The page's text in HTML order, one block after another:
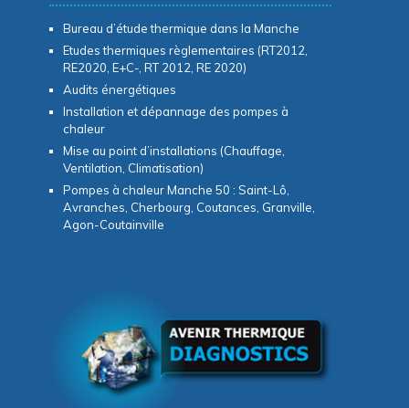
Bureau d’étude thermique dans la Manche
Etudes thermiques règlementaires (RT2012,
RE2020, E+C-, RT 2012, RE 2020)
Audits énergétiques
Installation et dépannage des pompes à
chaleur
Mise au point d’installations (Chauffage,
Ventilation, Climatisation)
Pompes à chaleur Manche 50 : Saint-Lô,
Avranches, Cherbourg, Coutances, Granville,
Agon-Coutainville